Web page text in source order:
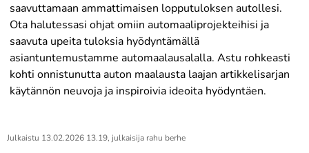
saavuttamaan ammattimaisen lopputuloksen autollesi.
Ota halutessasi ohjat omiin automaaliprojekteihisi ja
saavuta upeita tuloksia hyödyntämällä
asiantuntemustamme automaalausalalla. Astu rohkeasti
kohti onnistunutta auton maalausta laajan artikkelisarjan
käytännön neuvoja ja inspiroivia ideoita hyödyntäen.
Julkaistu 13.02.2026 13.19, julkaisija rahu berhe